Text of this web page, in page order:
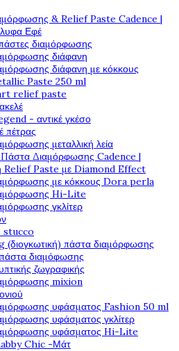
& Relief Paste Cadence |
Εφέ
διαμόρφωσης
διάφανη
διάφανη με κόκκους
Paste 250 ml
relief paste
- αντικέ γκέσο
πέτρας
μεταλλική λεία
Διαμόρφωσης Cadence |
Relief Paste με Diamond Effect
με κόκκους Dora perla
Hi-Lite
γκλίτερ
stucco
(διογκωτική) πάστα διαμόρφωσης
διαμόφωσης
ζωγραφικής
mixion
υφάσματος Fashion 50 ml
υφάσματος γκλίτερ
υφάσματος Hi-Lite
Chic -Μάτ